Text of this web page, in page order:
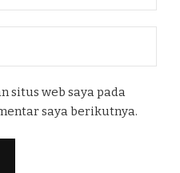
situs web saya pada
saya berikutnya.